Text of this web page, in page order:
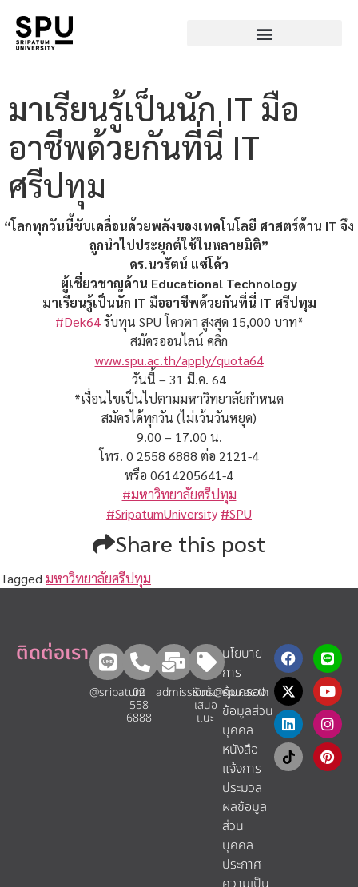
มาเรียนรู้เป็นนัก IT มือ
อาชีพด้วยกันที่นี่ IT
ศรีปทุม
“โลกทุกวันนี้ขับเคลื่อนด้วยพลังของเทคโนโลยี ศาสตร์ด้าน IT จึง
ถูกนำไปประยุกต์ใช้ในหลายมิติ”
ดร.นวรัตน์ แซ่โค้ว
ผู้เชี่ยวชาญด้าน Educational Technology
มาเรียนรู้เป็นนัก IT มืออาชีพด้วยกันที่นี่ IT ศรีปทุม
#Dek64รับทุน SPU โควตา สูงสุด 15,000 บาท*
สมัครออนไลน์ คลิก
www.spu.ac.th/apply/quota64
วันนี้ – 31 มี.ค. 64
*เงื่อนไขเป็นไปตามมหาวิทยาลัยกำหนด
สมัครได้ทุกวัน (ไม่เว้นวันหยุด)
9.00 – 17.00 น.
โทร. 0 2558 6888 ต่อ 2121-4
หรือ 0614205641-4
#มหาวิทยาลัยศรีปทุม
#SripatumUniversity #SPU
Share this post
Tagged มหาวิทยาลัยศรีปทุม
ติดต่อเรา
@sripatum
02
558
6888
admissions@spu.ac.th
รับข้อ
เสนอ
แนะ​
นโยบาย
การ
คุ้มครอง
ข้อมูลส่วน
บุคคล
หนังสือ
แจ้งการ
ประมวล
ผลข้อมูล
ส่วน
บุคคล
ประกาศ